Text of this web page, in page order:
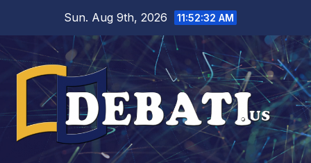
content
Sun. Aug 9th, 2026 11:52:34 AM